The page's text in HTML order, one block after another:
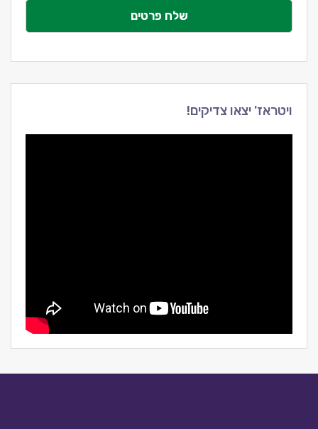
שלח פרטים
ויטראז' יצאו צדיקים!